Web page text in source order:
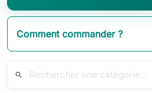
Comment commander ?
search